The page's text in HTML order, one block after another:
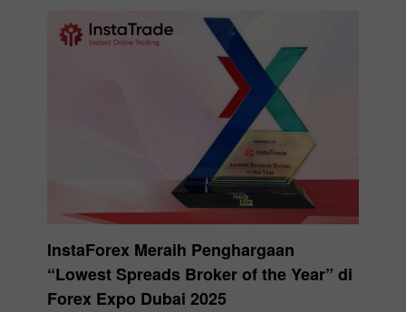
InstaForex Meraih Penghargaan
“Lowest Spreads Broker of the Year” di
Forex Expo Dubai 2025